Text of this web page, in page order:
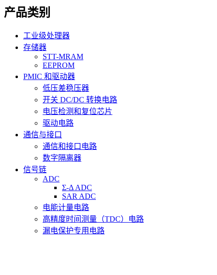
产品类别
工业级处理器
存储器
STT-MRAM
EEPROM
PMIC 和驱动器
低压差稳压器
开关 DC/DC 转换电路
电压检测和复位芯片
驱动电路
通信与接口
通信和接口电路
数字隔离器
信号链
ADC
Σ-Δ ADC
SAR ADC
电能计量电路
高精度时间测量（TDC）电路
漏电保护专用电路